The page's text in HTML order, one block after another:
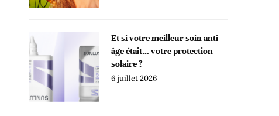
Et si votre meilleur soin anti-
âge était… votre protection
solaire ?
6 juillet 2026